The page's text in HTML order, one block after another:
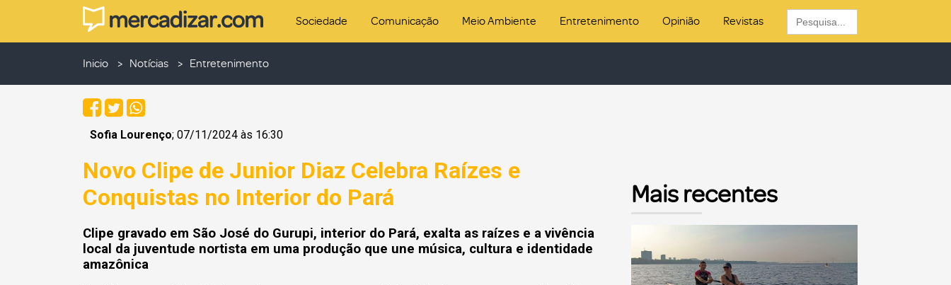
Sociedade Comunicação Meio Ambiente Entretenimento Opinião Revistas
Search
for:
Inicio Notícias Entretenimento
Sofia Lourenço; 07/11/2024 às 16:30
Novo Clipe de Junior Diaz Celebra Raízes e
Conquistas no Interior do Pará
Clipe gravado em São José do Gurupi, interior do Pará, exalta as raízes e a vivência
local da juventude nortista em uma produção que une música, cultura e identidade
amazônica
Mais recentes